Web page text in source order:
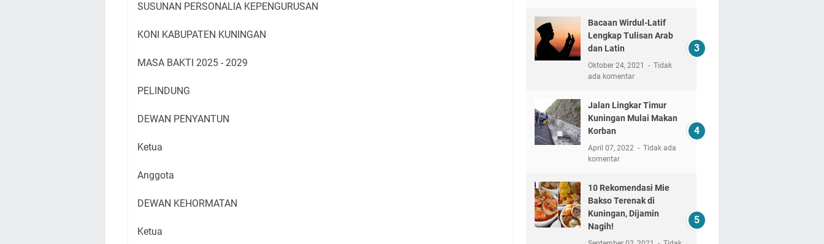
SUSUNAN PERSONALIA KEPENGURUSAN
KONI KABUPATEN KUNINGAN
MASA BAKTI 2025 - 2029
PELINDUNG
DEWAN PENYANTUN
Ketua
Anggota
DEWAN KEHORMATAN
Ketua
Bacaan Wirdul-Latif
Lengkap Tulisan Arab
dan Latin
Oktober 24, 2021
Tidak
ada komentar
Jalan Lingkar Timur
Kuningan Mulai Makan
Korban
April 07, 2022
Tidak ada
komentar
10 Rekomendasi Mie
Bakso Terenak di
Kuningan, Dijamin
Nagih!